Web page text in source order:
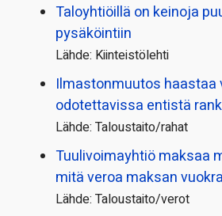
Taloyhtiöillä on keinoja
pysäköintiin
Lähde: Kiinteistölehti
Ilmastonmuutos haastaa
odotettavissa entistä
Lähde: Taloustaito/rahat
Tuulivoimayhtiö maksaa
mitä veroa maksan
Lähde: Taloustaito/verot